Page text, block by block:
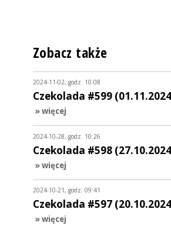
Zobacz także
2024-11-02, godz. 10:08
Czekolada #599
» więcej
2024-10-28, godz. 10:26
Czekolada #598
» więcej
2024-10-21, godz. 09:41
Czekolada #597
» więcej